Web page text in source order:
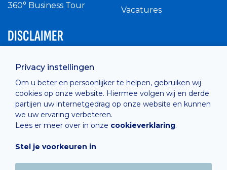
Privacy instellingen
Om u beter en persoonlijker te helpen, gebruiken wij
cookies op onze website. Hiermee volgen wij en derde
partijen uw internetgedrag op onze website en kunnen
we uw ervaring verbeteren.
Lees er meer over in onze cookieverklaring.
Stel je voorkeuren in
360° Business Tour
Vacatures
DISCLAIMER
Privacy Policy
Cashless
verkoopsvoorwaarden
Cookie Policy
Hosted by Combell